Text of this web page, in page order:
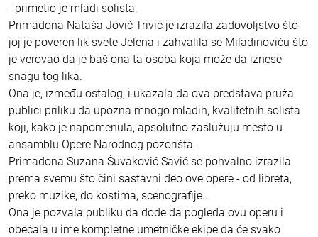
- primetio je mladi solista.
Primadona Nataša Jović Trivić je izrazila zadovoljstvo što
joj je poveren lik svete Jelena i zahvalila se Miladinoviću što
je verovao da je baš ona ta osoba koja može da iznese
snagu tog lika.
Ona je, između ostalog, i ukazala da ova predstava pruža
publici priliku da upozna mnogo mladih, kvalitetnih solista
koji, kako je napomenula, apsolutno zaslužuju mesto u
ansamblu Opere Narodnog pozorišta.
Primadona Suzana Šuvaković Savić se pohvalno izrazila
prema svemu što čini sastavni deo ove opere - od libreta,
preko muzike, do kostima, scenografije...
Ona je pozvala publiku da dođe da pogleda ovu operu i
obećala u ime kompletne umetničke ekipe da će svako